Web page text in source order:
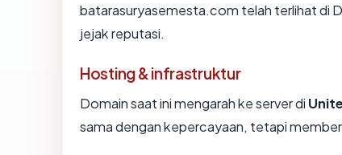
batarasuryasemesta.com telah terlihat di
jejak reputasi.
Hosting & infrastruktur
Domain saat ini mengarah ke server di
sama dengan kepercayaan, tetapi